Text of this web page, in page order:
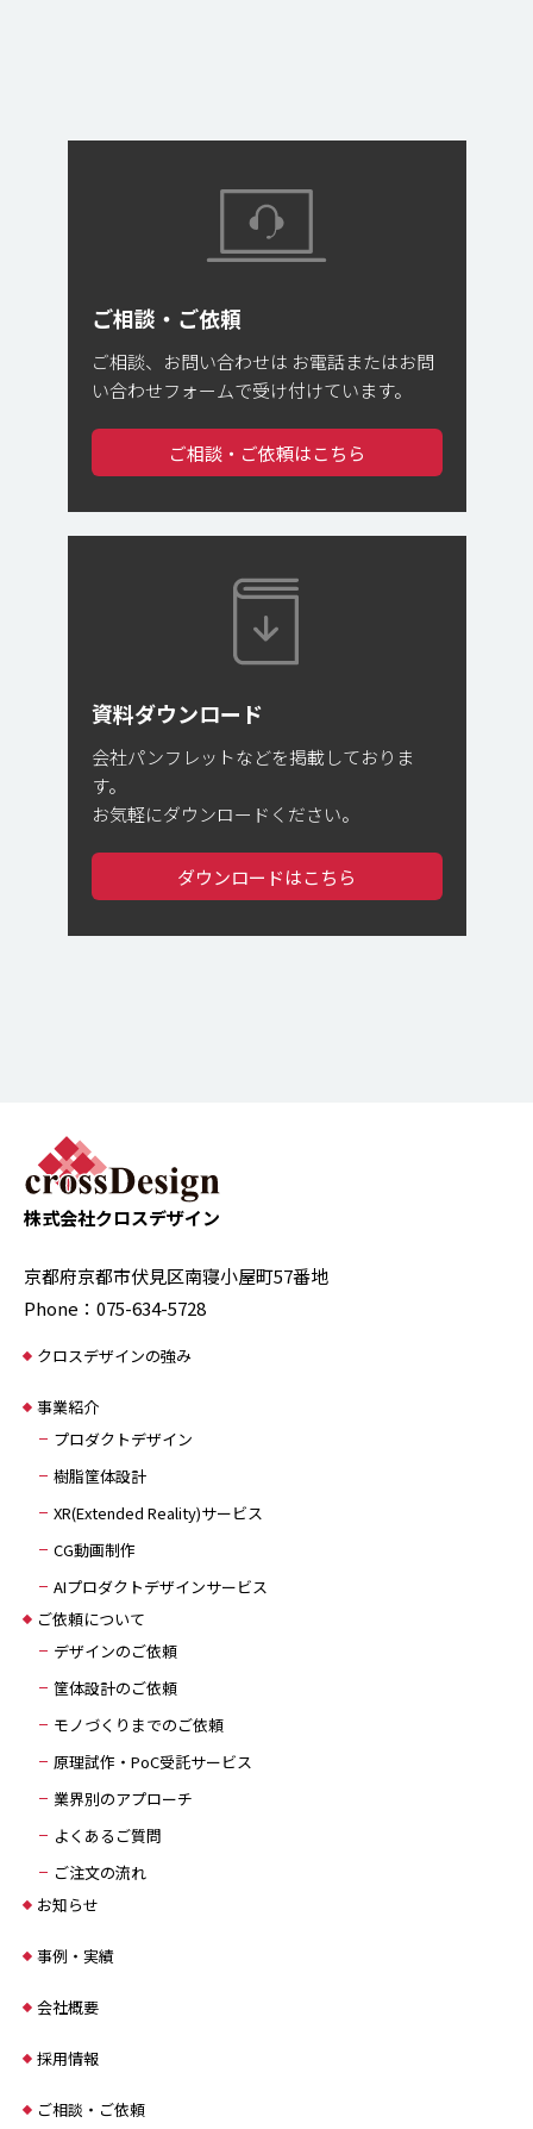
ご相談・ご依頼
ご相談、お問い合わせは お電話またはお問
い合わせフォームで受け付けています。
ご相談・ご依頼はこちら
資料ダウンロード
会社パンフレットなどを掲載しておりま
す。
お気軽にダウンロードください。
ダウンロードはこちら
株式会社クロスデザイン
京都府京都市伏見区南寝小屋町57番地
Phone：075-634-5728
クロスデザインの強み
事業紹介
プロダクトデザイン
樹脂筐体設計
XR(Extended Reality)サービス
CG動画制作
AIプロダクトデザインサービス
ご依頼について
デザインのご依頼
筐体設計のご依頼
モノづくりまでのご依頼
原理試作・PoC受託サービス
業界別のアプローチ
よくあるご質問
ご注文の流れ
お知らせ
事例・実績
会社概要
採用情報
ご相談・ご依頼